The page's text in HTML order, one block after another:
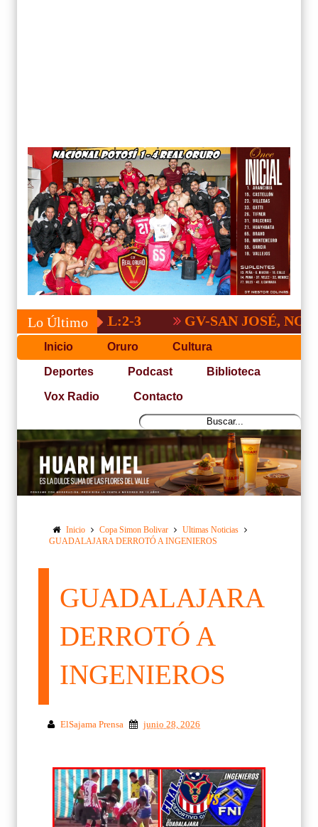
Lo Último GV-SAN JOSÉ, NO PUDO
Inicio Oruro Cultura
Deportes Podcast Biblioteca
Vox Radio Contacto
Inicio Copa Simon Bolivar
Ultimas Noticias
GUADALAJARA DERROTÓ A INGENIEROS
GUADALAJARA
DERROTÓ A
INGENIEROS
ElSajama Prensa junio 28, 2026